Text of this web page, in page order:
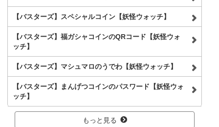
【バスターズ】スペシャルコイン【妖怪ウォッチ】
【バスターズ】福ガシャコインのQRコード【妖怪ウォ
ッチ】
【バスターズ】マシュマロのうでわ【妖怪ウォッチ】
【バスターズ】まんげつコインのパスワード【妖怪ウォ
ッチ】
もっと見る